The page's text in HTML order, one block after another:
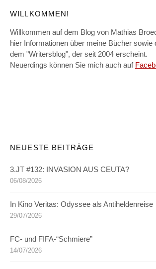
WILLKOMMEN!
Willkommen auf dem Blog von Mathias
hier Informationen über meine Bücher sowie
dem "Writersblog", der seit 2004 erscheint.
Neuerdings können Sie mich auch auf
NEUESTE BEITRÄGE
3.JT #132: INVASION AUS CEUTA?
06/08/2026
In Kino Veritas: Odyssee als Antiheldenreise
29/07/2026
FC- und FIFA-“Schmiere”
14/07/2026